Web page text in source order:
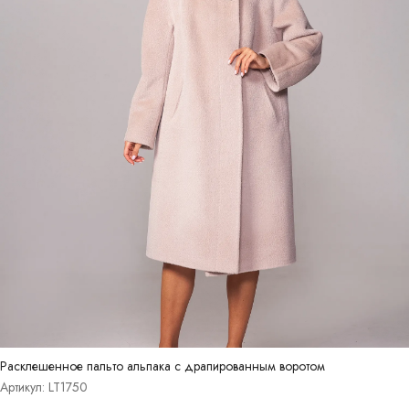
Расклешенное пальто альпака с драпированным воротом
Артикул: LT1750